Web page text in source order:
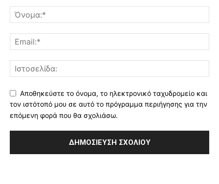
Αποθηκεύστε το όνομα, το ηλεκτρονικό ταχυδρομείο και
τον ιστότοπό μου σε αυτό το πρόγραμμα περιήγησης για την
επόμενη φορά που θα σχολιάσω.